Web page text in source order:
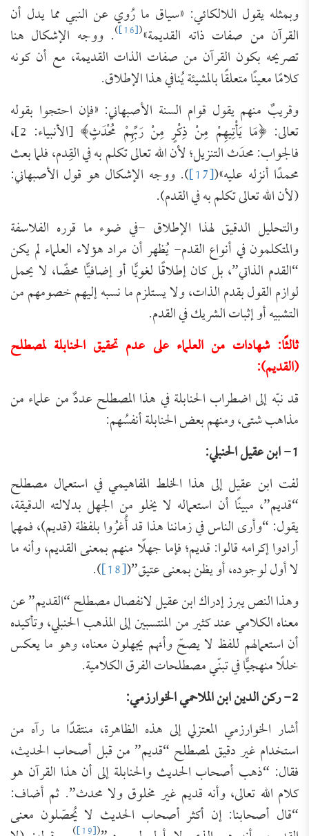
وبمثله يقول اللالكائي: «سياق ما رُوي عن النبي مما يدل أن
القرآن من صفات ذاته القديمة»(
[16]
). ووجه الإشكال هنا
تصريحه بكون القرآن من صفات الذات القديمة، مع أن كونه
كلامًا معينًا متعلقًا بالمشيئة يُنافي هذا الإطلاق.
وقريبٌ منهم يقول قوام السنة الأصبهاني: «فإن احتجوا بقوله
تعالى: ﴿مَا يَأْتِيهِمْ مِنْ ذِكْرٍ مِنْ رَبِّهِمْ مُحْدَثٍ﴾ [الأنبياء: 2]،
فالجواب: محدَث التنزيل؛ لأن الله تعالى تكلم به في القِدم، فلما بعث
محمدًا أنزله عليه»([17] ). ووجه الإشكال هو قول الأصبهاني:
(لأن الله تعالى تكلم به في القدم).
والتحليل الدقيق لهذا الإطلاق -في ضوء ما قرره الفلاسفة
والمتكلمون في أنواع القدم- يُظهر أن مراد هؤلاء العلماء لم يكن
“القدم الذاتي”، بل كان إطلاقًا لغويًّا أو إضافيًّا محضًا، لا يحمل
لوازم القول بقدم الذات، ولا يستلزم ما نسبه إليهم خصومهم من
التشبيه أو إثبات الشريك في القدم.
ثالثًا: شهادات من العلماء على عدم تحقيق الحنابلة لمصطلح
(القديم):
قد نبّه إلى اضطراب الحنابلة في هذا المصطلح عددٌ من علماء من
مذاهب شتى، ومنهم بعض الحنابلة أنفسُهم:
1- ابن عقيل الحنبلي:
لفت ابن عقيل إلى هذا الخلط المفاهيمي في استعمال مصطلح
“قديم”، مبينًا أن استعماله لا يخلو من الجهل بدلالته الدقيقة،
يقول: “وأرى الناس في زماننا هذا قد أُغرُوا بلفظة (قديم)، فمهما
أرادوا إكرامه قالوا: قديم؛ فإما جهلًا منهم بمعنى القديم، وأنه ما
لا أول لوجوده، أو يظن بمعنى عتيق”([18]
).
وهذا النص يبرز إدراك ابن عقيل لانفصال مصطلح “القديم” عن
معناه الكلامي عند كثير من المنتسبين إلى المذهب الحنبلي، وتأكيده
أن استعمالهم للفظ لا يصحّ وأنهم يجهلون معناه، وهو ما يعكس
خللًا منهجيًّا في تبنّي مصطلحات الفرق الكلامية.
2- ركن الدين ابن الملاحمي الخوارزمي:
أشار الخوارزمي المعتزلي إلى هذه الظاهرة، منتقدًا ما رآه من
استخدام غير دقيق لمصطلح “قديم” من قبل أصحاب الحديث،
فقال: “ذهب أصحاب الحديث والحنابلة إلى أن هذا القرآن هو
كلام الله تعالى، وأنه قديم غير مخلوق ولا محدث”. ثم أضاف:
“قال أصحابنا: إن أكثر أصحاب الحديث لا يُحصّلون معنى